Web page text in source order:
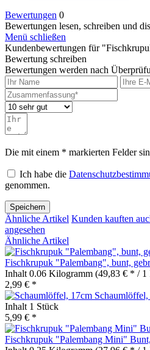
Bewertungen 0
Bewertungen lesen, schreiben und
Menü schließen
Kundenbewertungen für
Bewertung schreiben
Bewertungen werden nach
Die mit einem * markierten Felder
Ich habe die
genommen.
Speichern
Ähnliche Artikel Kunden kauften
angesehen
Ähnliche Artikel
Fischkrupuk "Palembang", bunt,
Inhalt 0.06 Kilogramm (49,83 € * / 1
2,99 € *
Inhalt 1 Stück
5,99 € *
Fischkrupuk "Palembang Mini"